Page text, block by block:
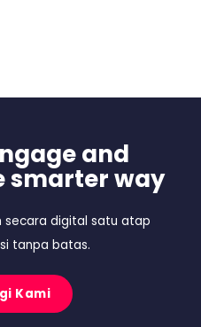
and
smarter way
secara digital satu atap
tanpa batas.
Kami